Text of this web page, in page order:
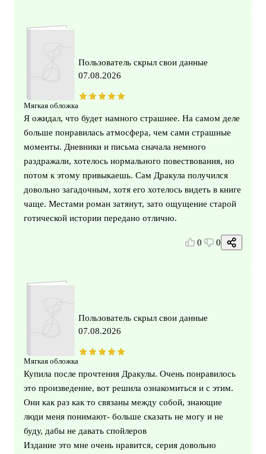
Мягкая обложка
Пользователь скрыл свои данные
07.08.2026
Я ожидал, что будет намного страшнее. На самом деле
больше понравилась атмосфера, чем сами страшные
моменты. Дневники и письма сначала немного
раздражали, хотелось нормального повествования, но
потом к этому привыкаешь. Сам Дракула получился
довольно загадочным, хотя его хотелось видеть в книге
чаще. Местами роман затянут, зато ощущение старой
готической истории передано отлично.
0 0
Мягкая обложка
Пользователь скрыл свои данные
07.08.2026
Купила после прочтения Дракулы. Очень понравилось
это произведение, вот решила ознакомиться и с этим.
Они как раз как то связаны между собой, знающие
люди меня понимают- больше сказать не могу и не
буду, дабы не давать спойлеров
Издание это мне очень нравится, серия довольно